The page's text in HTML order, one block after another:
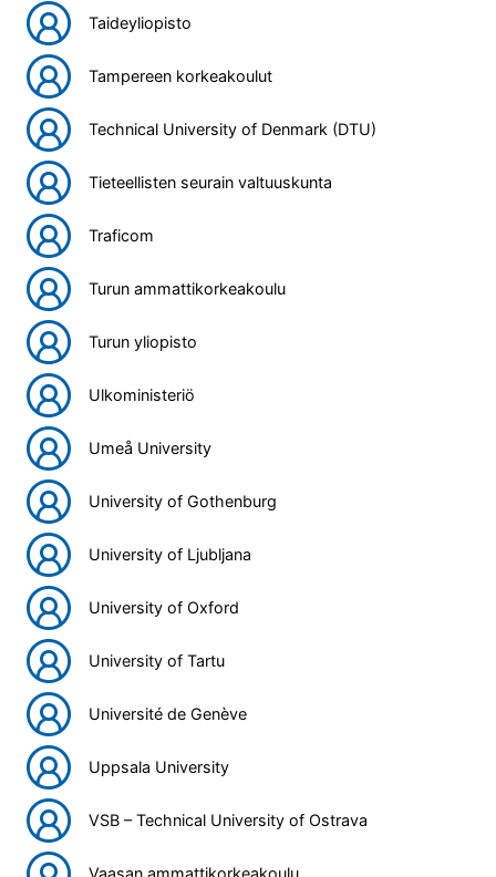
Taideyliopisto
Tampereen korkeakoulut
Technical University of Denmark (DTU)
Tieteellisten seurain valtuuskunta
Traficom
Turun ammattikorkeakoulu
Turun yliopisto
Ulkoministeriö
Umeå University
University of Gothenburg
University of Ljubljana
University of Oxford
University of Tartu
Université de Genève
Uppsala University
VSB – Technical University of Ostrava
Vaasan ammattikorkeakoulu